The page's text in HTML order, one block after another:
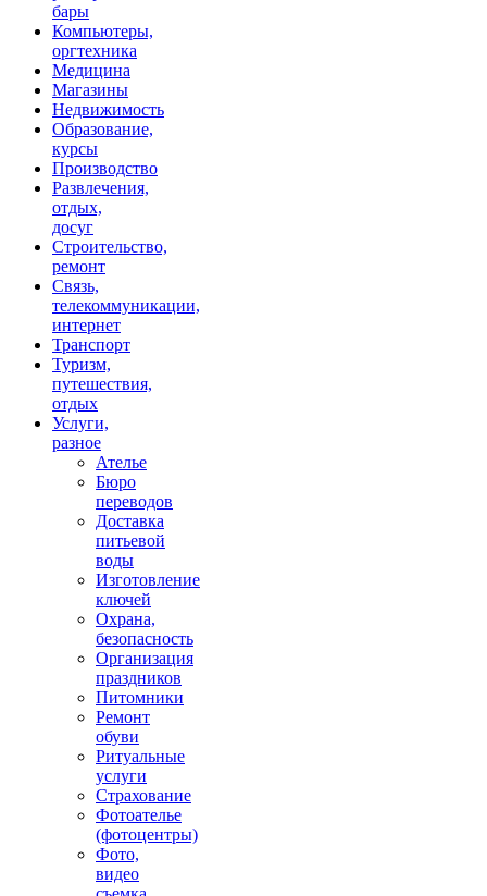
бары
Компьютеры,
оргтехника
Медицина
Магазины
Недвижимость
Образование,
курсы
Производство
Развлечения,
отдых,
досуг
Строительство,
ремонт
Связь,
телекоммуникации,
интернет
Транспорт
Туризм,
путешествия,
отдых
Услуги,
разное
Ателье
Бюро
переводов
Доставка
питьевой
воды
Изготовление
ключей
Охрана,
безопасность
Организация
праздников
Питомники
Ремонт
обуви
Ритуальные
услуги
Страхование
Фотоателье
(фотоцентры)
Фото,
видео